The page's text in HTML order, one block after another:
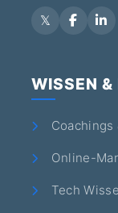
WISSEN &
Coachings
Online-
Tech